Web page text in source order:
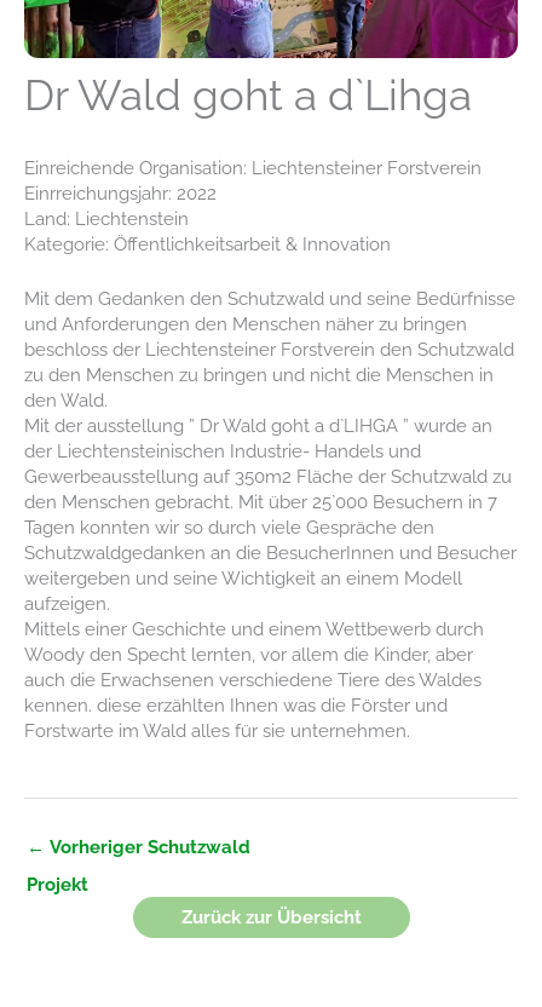
Dr Wald goht a d`Lihga
Einreichende Organisation: Liechtensteiner Forstverein
Einrreichungsjahr: 2022
Land: Liechtenstein
Kategorie: Öffentlichkeitsarbeit & Innovation
Mit dem Gedanken den Schutzwald und seine Bedürfnisse
und Anforderungen den Menschen näher zu bringen
beschloss der Liechtensteiner Forstverein den Schutzwald
zu den Menschen zu bringen und nicht die Menschen in
den Wald.
Mit der ausstellung ” Dr Wald goht a d`LIHGA ” wurde an
der Liechtensteinischen Industrie- Handels und
Gewerbeausstellung auf 350m2 Fläche der Schutzwald zu
den Menschen gebracht. Mit über 25`000 Besuchern in 7
Tagen konnten wir so durch viele Gespräche den
Schutzwaldgedanken an die BesucherInnen und Besucher
weitergeben und seine Wichtigkeit an einem Modell
aufzeigen.
Mittels einer Geschichte und einem Wettbewerb durch
Woody den Specht lernten, vor allem die Kinder, aber
auch die Erwachsenen verschiedene Tiere des Waldes
kennen. diese erzählten Ihnen was die Förster und
Forstwarte im Wald alles für sie unternehmen.
← Vorheriger Schutzwald
Projekt
Zurück zur Übersicht